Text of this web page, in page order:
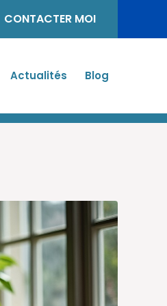
CONTACTER MOI
Actualités Blog